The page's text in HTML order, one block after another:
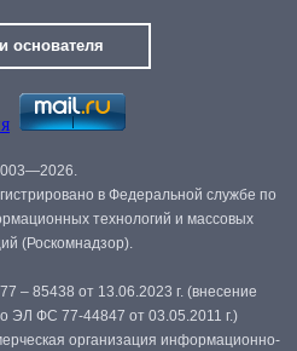
основателя
в Федеральной службе по
технологий и массовых
(Роскомнадзор).
– 85438 от 13.06.2023 г. (внесение
ЭЛ ФС 77-44847 от 03.05.2011 г.)
организация информационно-